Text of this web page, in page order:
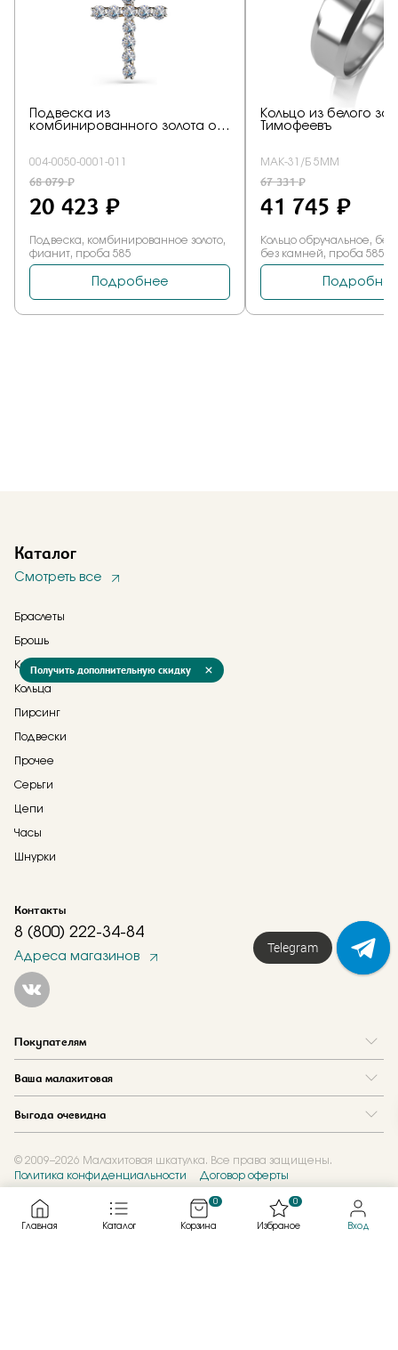
Каталог
Смотреть все
Браслеты
Брошь
Колье
Кольца
Пирсинг
Подвески
Прочее
Серьги
Цепи
Часы
Шнурки
Контакты
8 (800) 222-34-84
Адреса магазинов
Покупателям
Ваша малахитовая
Где купить
Новости
Журнал
Выгода очевидна
Акции
Обмен и скупка
Подарочные сертификаты
© 2009–2026 Малахитовая шкатулка. Все права защищены.
Политика конфиденциальности
Договор оферты
Главная Каталог Корзина
0
Избраное
0
Вход
Получить дополнительную скидку
Telegram